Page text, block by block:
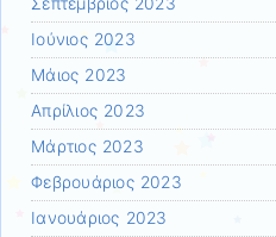
Σεπτέμβριος 2023
Ιούνιος 2023
Μάιος 2023
Απρίλιος 2023
Μάρτιος 2023
Φεβρουάριος 2023
Ιανουάριος 2023